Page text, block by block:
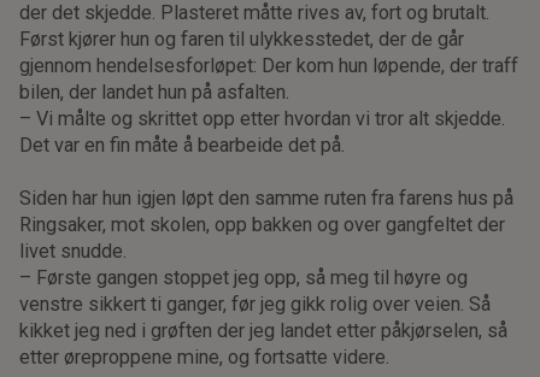
der det skjedde. Plasteret måtte rives av, fort og brutalt.
Først kjører hun og faren til ulykkesstedet, der de går
gjennom hendelsesforløpet: Der kom hun løpende, der traff
bilen, der landet hun på asfalten.
– Vi målte og skrittet opp etter hvordan vi tror alt skjedde.
Det var en fin måte å bearbeide det på.
Siden har hun igjen løpt den samme ruten fra farens hus på
Ringsaker, mot skolen, opp bakken og over gangfeltet der
livet snudde.
– Første gangen stoppet jeg opp, så meg til høyre og
venstre sikkert ti ganger, før jeg gikk rolig over veien. Så
kikket jeg ned i grøften der jeg landet etter påkjørselen, så
etter øreproppene mine, og fortsatte videre.